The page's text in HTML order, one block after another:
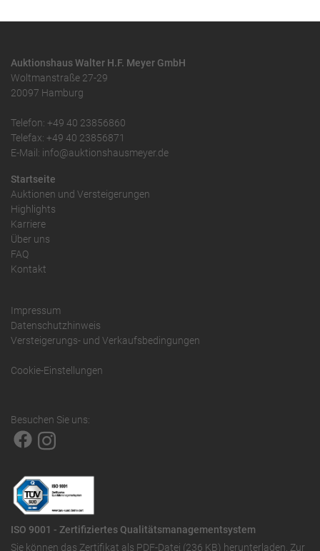
Auktionshaus Walter H.F. Meyer GmbH
Woltmanstraße 27-29
20097 Hamburg
Telefon: +49 40 23856860
Telefax: +49 40 23856871
E-Mail: info@auktionshausmeyer.de
Startseite
Auktionen und Versteigerungen
Highlights
Karriere
Über uns
FAQ
Kontakt
Impressum
Datenschutzhinweis
Versteigerungs- und Verkaufsbedingungen
Cookie-Einstellungen
Besuchen Sie uns:
ISO 9001 - Zertifiziertes Qualitätsmanagementsystem
Sie können das Zertifikat als PDF-Datei (236 KB) herunterladen. Zur